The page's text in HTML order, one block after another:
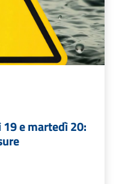
e martedì 20: